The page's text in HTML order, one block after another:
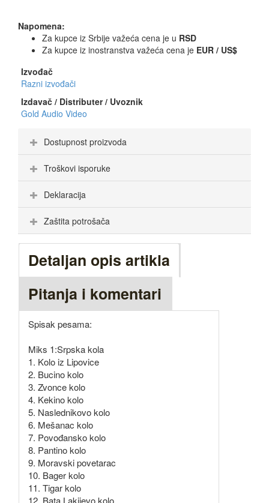
Napomena:
Za kupce iz Srbije važeća cena je u RSD
Za kupce iz inostranstva važeća cena je EUR / US$
Izvođač
Razni izvođači
Izdavač / Distributer / Uvoznik
Gold Audio Video
Dostupnost proizvoda
Troškovi isporuke
Deklaracija
Zaštita potrošača
Detaljan opis artikla
Pitanja i komentari
Spisak pesama:
Miks 1:Srpska kola
1. Kolo iz Lipovice
2. Bucino kolo
3. Zvonce kolo
4. Kekino kolo
5. Naslednikovo kolo
6. Mešanac kolo
7. Povođansko kolo
8. Pantino kolo
9. Moravski povetarac
10. Bager kolo
11. Tigar kolo